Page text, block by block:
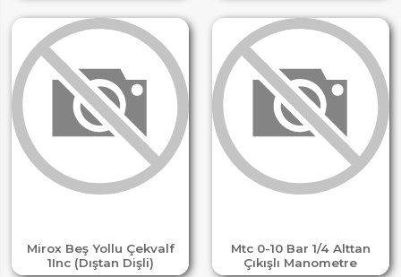
Mirox Beş Yollu Çekvalf
1Inc (Dıştan Dişli)
Mtc 0-10 Bar 1/4 Alttan
Çıkışlı Manometre